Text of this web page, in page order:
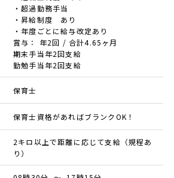
・超過勤務手当
・昇給制度 あり
・年度ごとに給与改定あり
賞与： 年2回 / 合計4.65ヶ月
期末手当年2回支給
勤勉手当年2回支給
保育士
保育士資格があればブランクOK！
2キロ以上で距離に応じて支給（規程あ
り）